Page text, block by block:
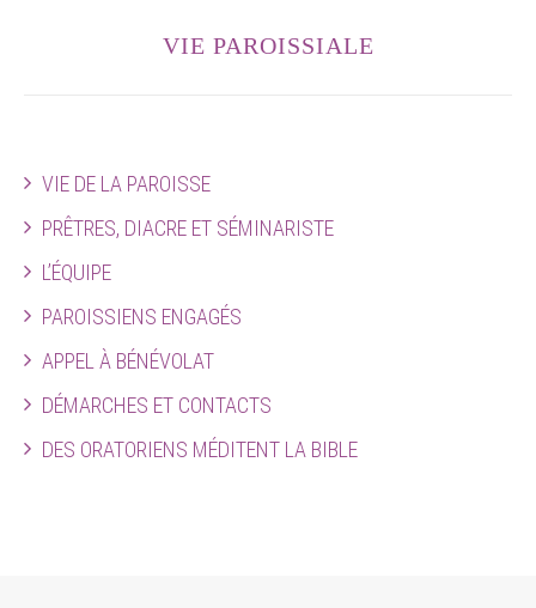
VIE PAROISSIALE
VIE DE LA PAROISSE
PRÊTRES, DIACRE ET SÉMINARISTE
L’ÉQUIPE
PAROISSIENS ENGAGÉS
APPEL À BÉNÉVOLAT
DÉMARCHES ET CONTACTS
DES ORATORIENS MÉDITENT LA BIBLE